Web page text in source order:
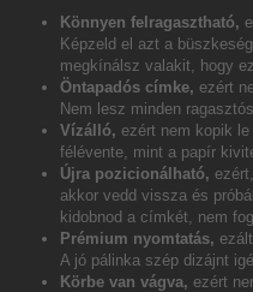
Könnyen felragasztható,
Képzeld el azt a
megkínálsz valakit, hogy
Öntapadós címke, ezért
Nem lesz minden
Vízálló, ezért nem kopik le
félévente, mint a papír
Újra pozicionálható,
akkor vedd vissza és
kidobnod a címkét, nem
Prémium nyomtatás,
A jó pálinka szép dizájnt
Körbe van vágva, ezért